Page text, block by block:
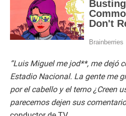
“Luis Miguel me jod**, me dejó
Estadio Nacional. La gente me
por el cabello y el terno ¿Creen
parecemos dejen sus